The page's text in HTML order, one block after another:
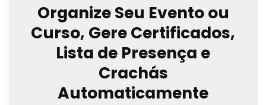
Organize Seu Evento ou
Curso, Gere Certificados,
Lista de Presença e
Crachás
Automaticamente